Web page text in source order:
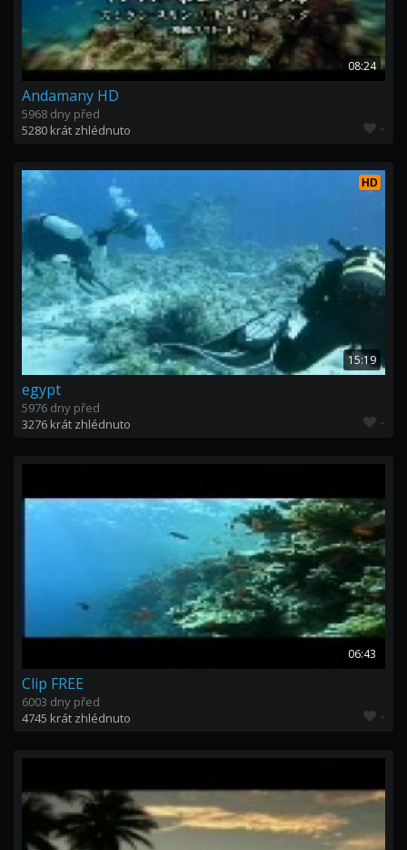
08:24
Andamany HD
5968 dny před
5280 krát zhlédnuto
-
HD
15:19
egypt
5976 dny před
3276 krát zhlédnuto
-
06:43
Clip FREE
6003 dny před
4745 krát zhlédnuto
-